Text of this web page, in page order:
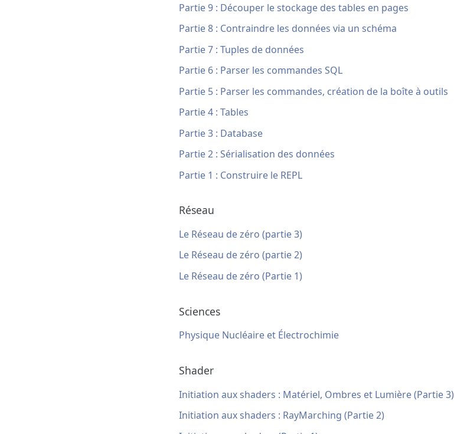
Partie 9 : Découper le stockage des tables en pages
Partie 8 : Contraindre les données via un schéma
Partie 7 : Tuples de données
Partie 6 : Parser les commandes SQL
Partie 5 : Parser les commandes, création de la boîte à outils
Partie 4 : Tables
Partie 3 : Database
Partie 2 : Sérialisation des données
Partie 1 : Construire le REPL
Réseau
Le Réseau de zéro (partie 3)
Le Réseau de zéro (partie 2)
Le Réseau de zéro (Partie 1)
Sciences
Physique Nucléaire et Électrochimie
Shader
Initiation aux shaders : Matériel, Ombres et Lumière (Partie 3)
Initiation aux shaders : RayMarching (Partie 2)